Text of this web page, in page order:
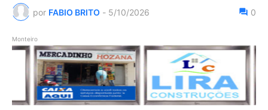
por FABIO BRITO - 5/10/2026 0
Monteiro